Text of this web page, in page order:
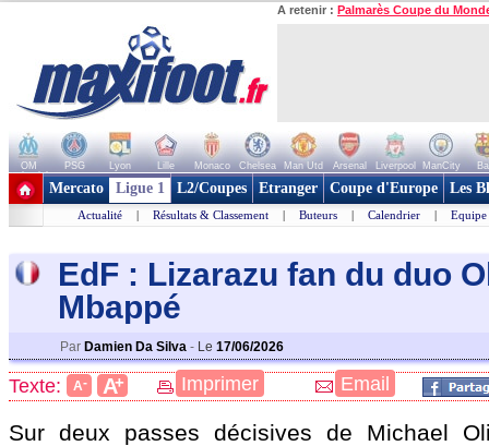
A retenir : Palmarès Coupe du
OM PSG Lyon Lille Monaco Chelsea Man Utd Arsenal Liverpool ManCity
+ de clubs
Mercato Ligue 1 L2/Coupes Etranger Coupe d'Europe Les
Actualité | Résultats & Classement | Buteurs | Calendrier | Equipe
EdF : Lizarazu fan du duo
Mbappé
Par Damien Da Silva - Le 17/06/2026
Texte: A- A+ Imprimer Email
Sur deux passes décisives de Michael